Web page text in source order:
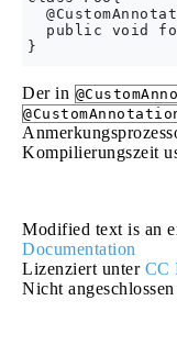
public void
Der in
Kompilierungszeit
Modified text is an
Documentation
Lizenziert unter CC
Nicht angeschlossen